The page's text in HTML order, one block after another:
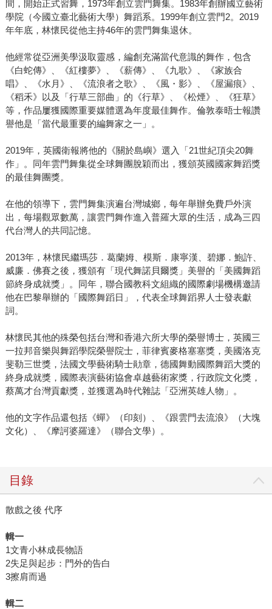
間，開始正式習舞，1973年創立雲門舞集。1983年創辦國立藝術
學院（今國立臺北藝術大學）舞蹈系。1999年創立雲門2。2019
年年底，林懷民從他主持46年的雲門舞集退休。
他經常從亞洲美學汲取靈感，編創充滿當代意識的舞作，包含
《白蛇傳》、《紅樓夢》、《薪傳》、《九歌》、《家族合
唱》、《水月》、《流浪者之歌》、《風・影》、《屋漏痕》、
《稻禾》以及「行草三部曲」的《行草》、《松煙》、《狂草》
等，作品屢獲國際重要媒體選為年度最佳舞作。倫敦泰晤士報讚
譽他是「當代最重要的編舞家之一」。
2019年，英國衛報將他的《關於島嶼》選入「21世紀頂尖20舞
作」。同年雲門舞集從全球舞團脫穎而出，獲頒英國國家舞蹈獎
的最佳舞團獎。
在他的領導下，雲門舞集演遍台灣城鄉，每年舉辦免費戶外演
出，每場觀眾數萬，讓雲門舞作進入普羅大眾的生活，成為三四
代台灣人的共同記憶。
2013年，林懷民繼瑪莎．葛蘭姆、模斯．康寧漢、碧娜．鮑許、
威廉．佛賽之後，獲頒有「現代舞諾貝爾獎」美譽的「美國舞蹈
節終身成就獎」。同年，聯合國教科文組織的國際劇場機構邀請
他在巴黎舉辦的「國際舞蹈日」，代表全球舞蹈界人士發表獻
詞。
林懷民其他的殊榮包括台灣和香港六所大學的榮譽博士，英國三
一拉邦音樂與舞蹈學院榮譽院士，菲律賓麥格塞塞獎，美國洛克
斐勒三世獎，法國文學藝術騎士勛章，德國舞動國際舞蹈大獎的
終身成就獎，國際表演藝術協會卓越藝術家獎，行政院文化獎，
蔡萬才台灣貢獻獎，並獲選為時代雜誌「亞洲英雄人物」。
他的文字作品還包括《蟬》（印刻）、《跟雲門去流浪》（大塊
文化）、《摩訶婆羅達》（聯合文學）。
目錄
散戲之後 代序
輯一
1文青小林成長物語
2失足與起步：門外的告白
3擦肩而過
輯二